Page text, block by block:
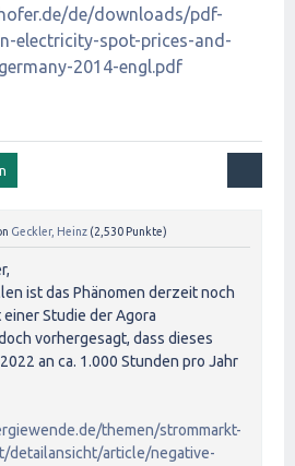
de/downloads/pdf-
electricity-spot-prices-and-
2014-engl.pdf
Geckler, Heinz (2,530 Punkte)
ist das Phänomen derzeit noch
Studie der Agora
vorhergesagt, dass dieses
an ca. 1.000 Stunden pro Jahr
themen/strommarkt-
detailansicht/article/negative-